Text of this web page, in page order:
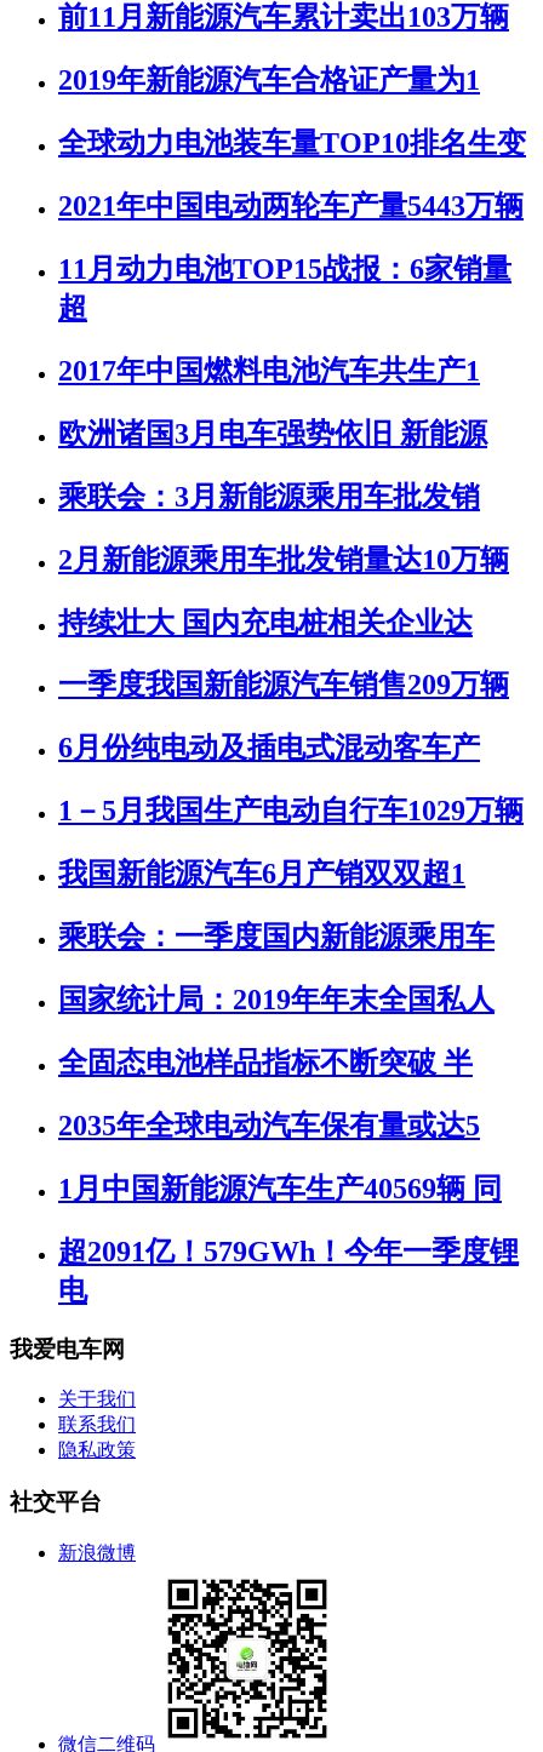
前11月新能源汽车累计卖出103万辆
2019年新能源汽车合格证产量为1
全球动力电池装车量TOP10排名生变
2021年中国电动两轮车产量5443万辆
11月动力电池TOP15战报：6家销量
超
2017年中国燃料电池汽车共生产1
欧洲诸国3月电车强势依旧 新能源
乘联会：3月新能源乘用车批发销
2月新能源乘用车批发销量达10万辆
持续壮大 国内充电桩相关企业达
一季度我国新能源汽车销售209万辆
6月份纯电动及插电式混动客车产
1－5月我国生产电动自行车1029万辆
我国新能源汽车6月产销双双超1
乘联会：一季度国内新能源乘用车
国家统计局：2019年年末全国私人
全固态电池样品指标不断突破 半
2035年全球电动汽车保有量或达5
1月中国新能源汽车生产40569辆 同
超2091亿！579GWh！今年一季度锂
电
我爱电车网
关于我们
联系我们
隐私政策
社交平台
新浪微博
微信二维码